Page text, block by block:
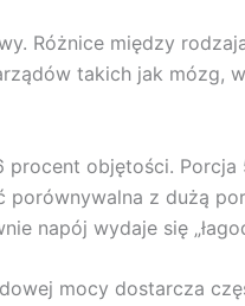
Różnice między
takich jak mózg,
objętości.
z dużą
napój wydaje się
mocy dostarcza